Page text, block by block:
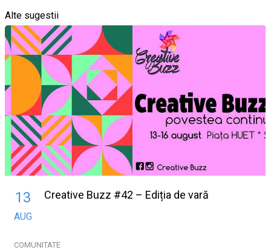
Alte sugestii
13
AUG
Creative Buzz #42 – Ediția de vară
COMUNITATE